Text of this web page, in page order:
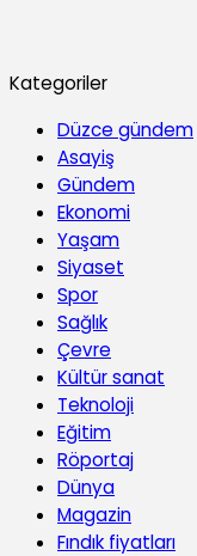
Kategoriler
Düzce gündem
Asayiş
Gündem
Ekonomi
Yaşam
Siyaset
Spor
Sağlık
Çevre
Kültür sanat
Teknoloji
Eğitim
Röportaj
Dünya
Magazin
Fındık fiyatları